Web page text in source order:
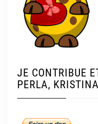
JE CONTRIBUE
PERLA,